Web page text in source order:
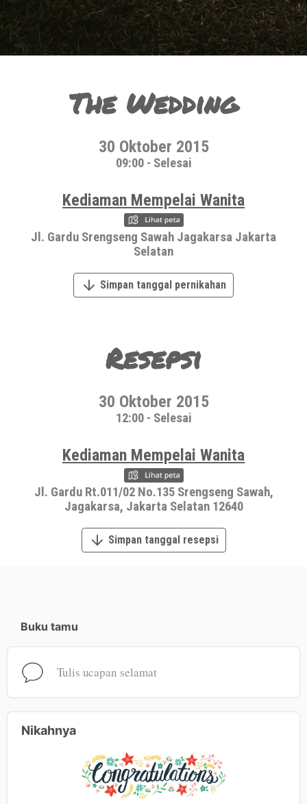
The Wedding
30 Oktober 2015
09:00 - Selesai
Kediaman Mempelai Wanita
Jl. Gardu Srengseng Sawah Jagakarsa Jakarta
Selatan
Simpan tanggal pernikahan
Resepsi
30 Oktober 2015
12:00 - Selesai
Kediaman Mempelai Wanita
Jl. Gardu Rt.011/02 No.135 Srengseng Sawah,
Jagakarsa, Jakarta Selatan 12640
Simpan tanggal resepsi
Buku tamu
Tulis ucapan selamat
Nikahnya